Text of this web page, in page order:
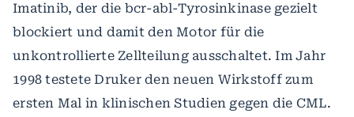
Imatinib, der die bcr-abl-Tyrosinkinase gezielt
blockiert und damit den Motor für die
unkontrollierte Zellteilung ausschaltet. Im Jahr
1998 testete Druker den neuen Wirkstoff zum
ersten Mal in klinischen Studien gegen die CML.